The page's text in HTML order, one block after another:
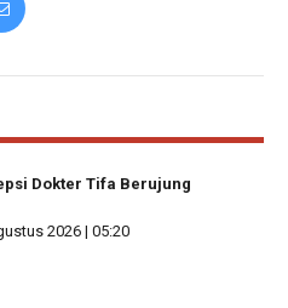
Dokter Tifa Berujung
2026 | 05:20